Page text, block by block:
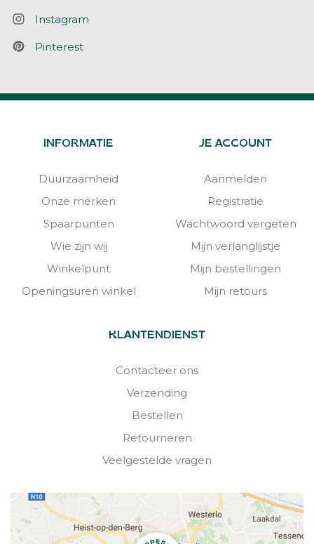
Instagram
Pinterest
INFORMATIE
Duurzaamheid
Onze merken
Spaarpunten
Wie zijn wij
Winkelpunt
Openingsuren winkel
JE ACCOUNT
Aanmelden
Registratie
Wachtwoord vergeten
Mijn verlanglijstje
Mijn bestellingen
Mijn retours
KLANTENDIENST
Contacteer ons
Verzending
Bestellen
Retourneren
Veelgestelde vragen